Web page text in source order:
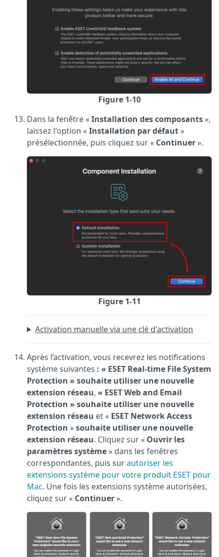
Figure 1-10
Dans la fenêtre «Installation des composants»,
laissez l'option «Installation par défaut»
présélectionnée, puis cliquez sur « Continuer».
Figure 1-11
Activation manuelle via une clé d'activation
Après l’activation, vous recevrez les notifications
système suivantes : « ESET Real-time File System
Protection » souhaite utiliser une nouvelle
extension réseau, « ESET Web and Email
Protection » souhaite utiliser une nouvelle
extension réseau et « ESET Network Access
Protection »souhaite utiliser une nouvelle
extension réseau. Cliquez sur « Ouvrir les
paramètres système» dans les fenêtres
correspondantes, puis surautoriser les
extensions système pour votre produit ESET pour
Mac. Une fois les extensions système autorisées,
cliquez sur « Continuer».